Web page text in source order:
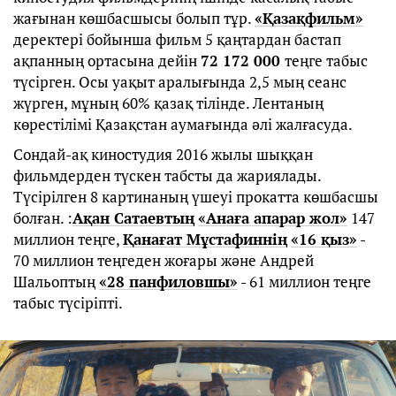
жағынан көшбасшысы болып тұр.«Қазақфильм»
деректері бойынша фильм 5 қаңтардан бастап
ақпанның ортасына дейін 72 172 000 теңге табыс
түсірген. Осы уақыт аралығында 2,5 мың сеанс
жүрген, мұның 60% қазақ тілінде. Лентаның
көрестілімі Қазақстан аумағында әлі жалғасуда.
Сондай-ақ киностудия 2016 жылы шыққан
фильмдерден түскен табсты да жариялады.
Түсірілген 8 картинаның үшеуі прокатта көшбасшы
болған. :Ақан Сатаевтың«Анаға апарар жол» 147
миллион теңге,Қанағат Мұстафиннің«16 қыз» -
70 миллион теңгеден жоғары және Андрей
Шальоптың«28 панфиловшы» - 61 миллион теңге
табыс түсіріпті.